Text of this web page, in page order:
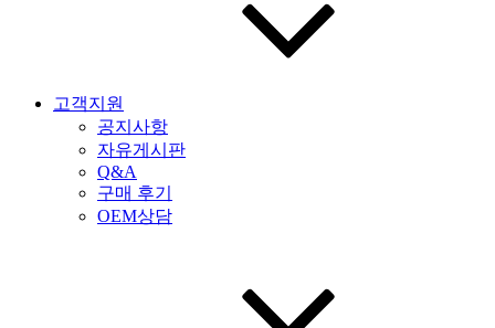
고객지원
공지사항
자유게시판
Q&A
구매 후기
OEM상담